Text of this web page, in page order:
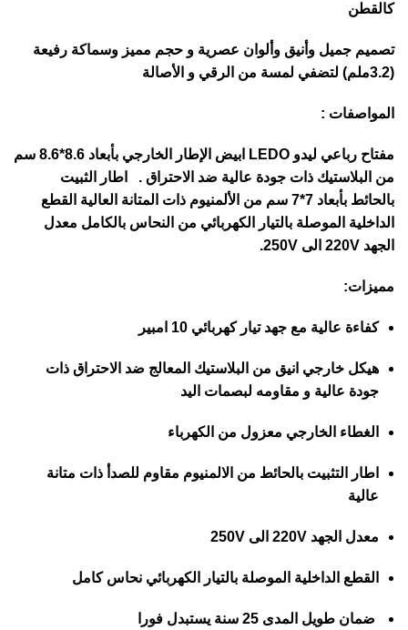
كالقطن
تصميم جميل وأنيق وألوان عصرية و حجم مميز وسماكة رفيعة
(3.2ملم) لتضفي لمسة من الرقي و الأصالة
المواصفات :
مفتاح رباعي ليدو LEDO ابيض الإطار الخارجي بأبعاد 8.6*8.6 سم
من البلاستيك ذات جودة عالية ضد الاحتراق . اطار الثبيت
بالحائط بأبعاد 7*7 سم من الألمنيوم ذات المتانة العالية القطع
الداخلية الموصلة بالتيار الكهربائي من النحاس بالكامل معدل
الجهد 220V الى 250V.
مميزات:
كفاءة عالية مع جهد تيار كهربائي 10 امبير
هيكل خارجي انيق من البلاستيك المعالج ضد الاحتراق ذات
جودة عالية و مقاومه لبصمات اليد
الغطاء الخارجي معزول من الكهرباء
اطار التثبيت بالحائط من الالمنيوم مقاوم للصدأ ذات متانة
عالية
معدل الجهد 220V الى 250V
القطع الداخلية الموصلة بالتيار الكهربائي نحاس كامل
ضمان طويل المدى 25 سنة يستبدل فورا